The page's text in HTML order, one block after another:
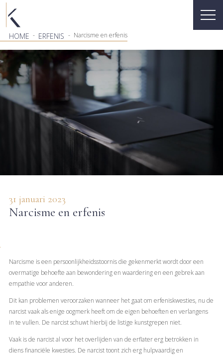
HOME - ERFENIS - Narcisme en erfenis
31 januari 2023
Narcisme en erfenis
Narcisme is een persoonlijkheidsstoornis die gekenmerkt wordt door een
overmatige behoefte aan bewondering en waardering en een gebrek aan
empathie voor anderen.
Dit kan problemen veroorzaken wanneer het gaat om erfeniskwesties, nu de
narcist vaak als enige oogmerk heeft om de eigen behoeften en verlangens
in te vullen. De narcist schuwt hierbij de listige kunstgrepen niet.
Vaak is de narcist al voor het overlijden van de erflater erg betrokken in
diens financiële kwesties. De narcist toont zich erg hulpvaardig en